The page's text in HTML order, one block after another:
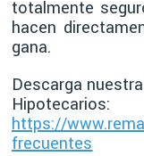
totalmente
hacen
gana.
Descarga
Hipotecarios:
https://
frecuentes